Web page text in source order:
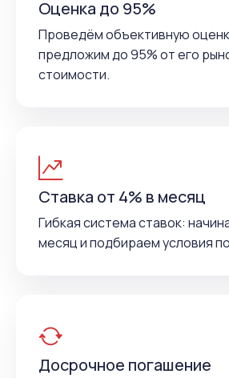
Оценка до 95%
Проведём объективную
предложим до 95% от его
стоимости.
Ставка от 4% в месяц
Гибкая система ставок:
месяц и подбираем условия
Досрочное погашение